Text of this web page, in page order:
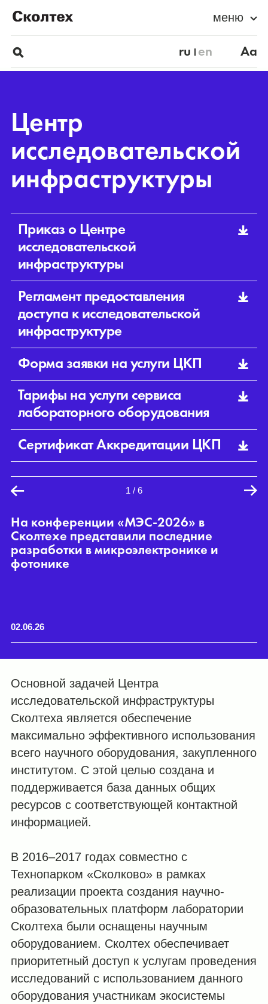
меню
ru en Aa
Центр
исследовательской
инфраструктуры
Приказ о Центре
исследовательской
инфраструктуры
Регламент предоставления
доступа к исследовательской
инфраструктуре
Форма заявки на услуги ЦКП
Тарифы на услуги сервиса
лабораторного оборудования
Сертификат Аккредитации ЦКП
1 / 6
На конференции «МЭС-2026» в
Сколтехе представили последние
разработки в микроэлектронике и
фотонике
02.06.26
Основной задачей Центра
исследовательской инфраструктуры
Сколтеха является обеспечение
максимально эффективного использования
всего научного оборудования, закупленного
институтом. С этой целью создана и
поддерживается база данных общих
ресурсов с соответствующей контактной
информацией.
В 2016–2017 годах совместно с
Технопарком «Сколково» в рамках
реализации проекта создания научно-
образовательных платформ лаборатории
Сколтеха были оснащены научным
оборудованием. Сколтех обеспечивает
приоритетный доступ к услугам проведения
исследований с использованием данного
оборудования участникам экосистемы